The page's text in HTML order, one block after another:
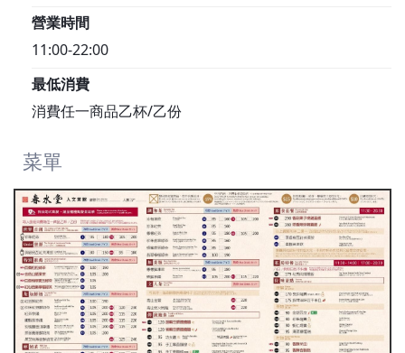
營業時間
11:00-22:00
最低消費
消費任一商品乙杯/乙份
菜單